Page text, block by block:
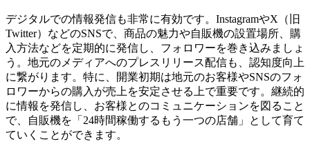
デジタルでの情報発信も非常に有効です。InstagramやX（旧
Twitter）などのSNSで、商品の魅力や自販機の設置場所、購
入方法などを定期的に発信し、フォロワーを巻き込みましょ
う。地元のメディアへのプレスリリース配信も、認知度向上
に繋がります。特に、開業初期は地元のお客様やSNSのフォ
ロワーからの購入が売上を安定させる上で重要です。継続的
に情報を発信し、お客様とのコミュニケーションを図ること
で、自販機を「24時間稼働するもう一つの店舗」として育て
ていくことができます。